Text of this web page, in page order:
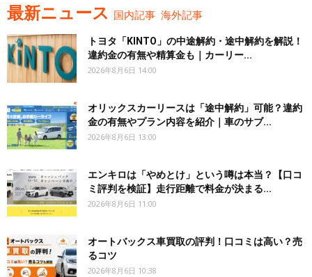
最新ニュース 国内記事 海外記事
トヨタ「KINTO」の中途解約・途中解約を解説！
違約金の有無や精算金も｜カーリー...
2026年8月6日 14:00
オリックスカーリースは「途中解約」可能？違約
金の有無やプラン内容を紹介｜車のサブ...
2026年8月6日 13:00
エンキロは「やめとけ」という噂は本当？【口コ
ミ評判を検証】走行距離で料金が決まる...
2026年8月6日 11:00
オートバックス車買取の評判！口コミは高い？売
るコツ
2026年8月6日 10:38